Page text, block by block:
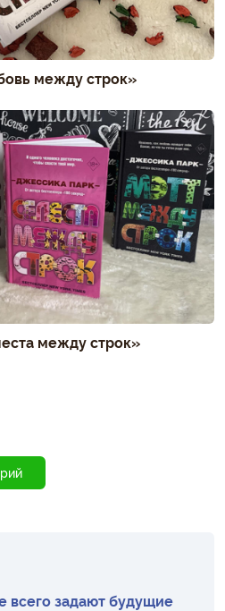
между строк»
между строк»
всего задают будущие